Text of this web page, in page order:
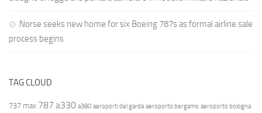
Norse seeks new home for six Boeing 787s as formal airline sale
process begins
TAG CLOUD
737 max 787 a330 a380 aeroporti del garda aeroporto bergamo aeroporto bologna